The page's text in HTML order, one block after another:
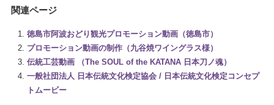
関連ページ
徳島市阿波おどり観光プロモーション動画（徳島市）
プロモーション動画の制作（九谷焼ワイングラス様）
伝統工芸動画 （The SOUL of the KATANA 日本刀ノ魂）
一般社団法人 日本伝統文化検定協会 / 日本伝統文化検定コンセプ
トムービー